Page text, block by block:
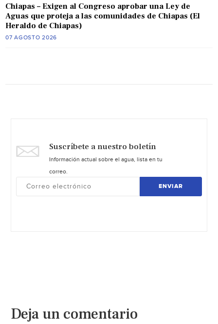
Chiapas – Exigen al Congreso aprobar una Ley de
Aguas que proteja a las comunidades de Chiapas (El
Heraldo de Chiapas)
07 AGOSTO 2026
Suscríbete a nuestro boletín
Información actual sobre el agua, lista en tu
correo.
ENVIAR
Deja un comentario